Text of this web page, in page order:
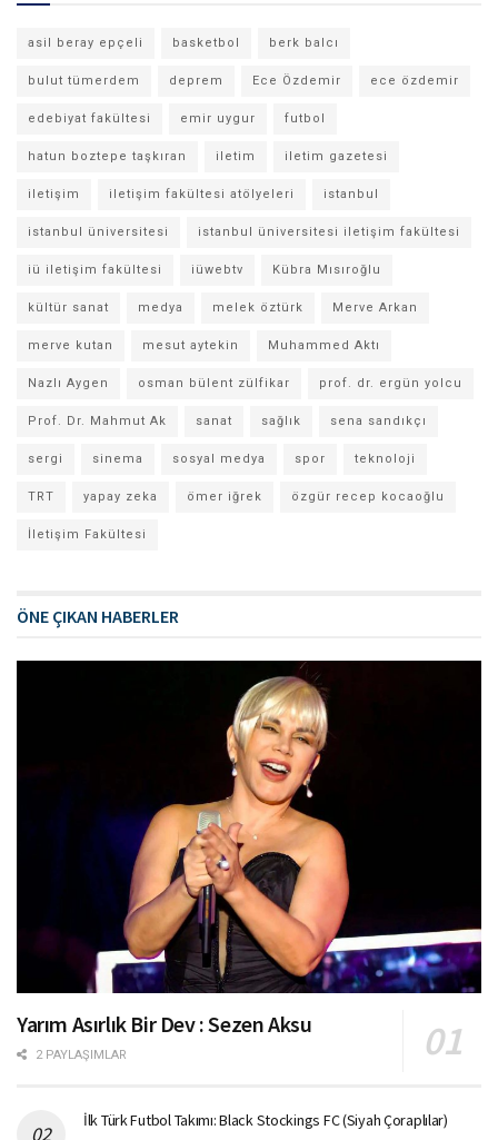
asil beray epçeli basketbol berk balcı
bulut tümerdem deprem Ece Özdemir ece özdemir
edebiyat fakültesi emir uygur futbol
hatun boztepe taşkıran iletim iletim gazetesi
iletişim iletişim fakültesi atölyeleri istanbul
istanbul üniversitesi istanbul üniversitesi iletişim fakültesi
iü iletişim fakültesi iüwebtv Kübra Mısıroğlu
kültür sanat medya melek öztürk Merve Arkan
merve kutan mesut aytekin Muhammed Aktı
Nazlı Aygen osman bülent zülfikar prof. dr. ergün yolcu
Prof. Dr. Mahmut Ak sanat sağlık sena sandıkçı
sergi sinema sosyal medya spor teknoloji
TRT yapay zeka ömer iğrek özgür recep kocaoğlu
İletişim Fakültesi
ÖNE ÇIKAN HABERLER
Yarım Asırlık Bir Dev : Sezen Aksu
2 PAYLAŞIMLAR
İlk Türk Futbol Takımı: Black Stockings FC (Siyah Çoraplılar)